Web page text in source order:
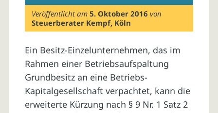
Veröffentlicht am5. Oktober 2016 von
Steuerberater Kempf, Köln
Ein Besitz-Einzelunternehmen, das im
Rahmen einer Betriebsaufspaltung
Grundbesitz an eine Betriebs-
Kapitalgesellschaft verpachtet, kann die
erweiterte Kürzung nach § 9 Nr. 1 Satz 2